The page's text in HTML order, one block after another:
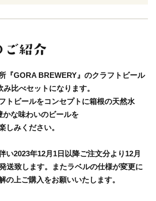
『GORA BREWERY』のクラフトビール
比べセットになります。
トビールをコンセプトに箱根の天然水
かな味わいのビールを
しみください。
い2023年12月1日以降ご注文分より12月
送致します。またラベルの仕様が変更に
の上ご購入をお願いいたします。